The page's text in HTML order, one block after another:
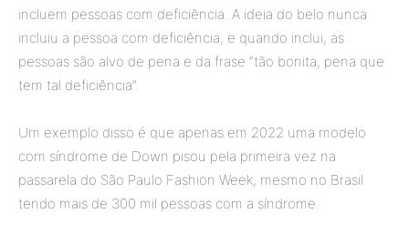
incluem pessoas com deficiência. A ideia do belo nunca
incluiu a pessoa com deficiência, e quando inclui, as
pessoas são alvo de pena e da frase “tão bonita, pena que
tem tal deficiência”.
Um exemplo disso é que apenas em 2022 uma modelo
com síndrome de Down pisou pela primeira vez na
passarela do São Paulo Fashion Week, mesmo no Brasil
tendo mais de 300 mil pessoas com a síndrome.